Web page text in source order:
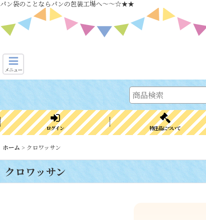
パン袋のことならパンの包装工場へ～～☆★★
メニュー
ログイン 特注品について
ホーム > クロワッサン
クロワッサン